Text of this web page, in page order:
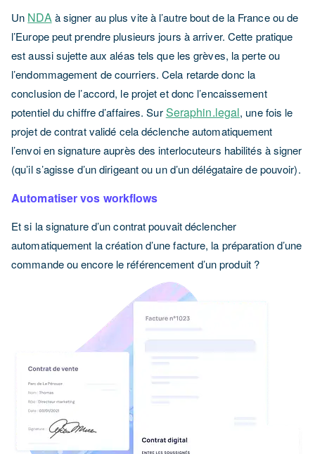
Un NDA à signer au plus vite à l’autre bout de la France ou de
l’Europe peut prendre plusieurs jours à arriver. Cette pratique
est aussi sujette aux aléas tels que les grèves, la perte ou
l’endommagement de courriers. Cela retarde donc la
conclusion de l’accord, le projet et donc l’encaissement
potentiel du chiffre d’affaires. SurSeraphin.legal, une fois le
projet de contrat validé cela déclenche automatiquement
l’envoi en signature auprès des interlocuteurs habilités à signer
(qu’il s’agisse d’un dirigeant ou un d’un délégataire de pouvoir).
Automatiser vos workflows
Et si la signature d’un contrat pouvait déclencher
automatiquement la création d’une facture, la préparation d’une
commande ou encore le référencement d’un produit ?